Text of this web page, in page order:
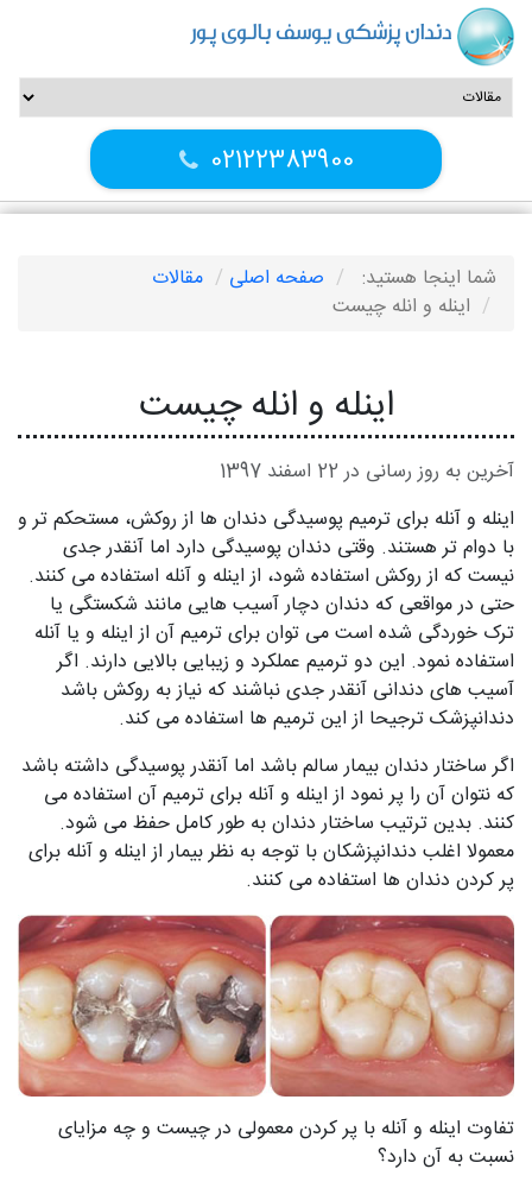
دندان پزشکی یوسف بالوی پور
02122383900
شما اینجا هستید: صفحه اصلی
مقالات
اینله و انله چیست
اینله و انله چیست
آخرین به روز رسانی در 22 اسفند 1397
اینله و آنله برای ترمیم پوسیدگی دندان ها از روکش، مستحکم تر و
با دوام تر هستند. وقتی دندان پوسیدگی دارد اما آنقدر جدی
نیست که از روکش استفاده شود، از اینله و آنله استفاده می کنند.
حتی در مواقعی که دندان دچار آسیب هایی مانند شکستگی یا
ترک خوردگی شده است می توان برای ترمیم آن از اینله و یا آنله
استفاده نمود. این دو ترمیم عملکرد و زیبایی بالایی دارند. اگر
آسیب های دندانی آنقدر جدی نباشند که نیاز به روکش باشد
دندانپزشک ترجیحا از این ترمیم ها استفاده می کند.
اگر ساختار دندان بیمار سالم باشد اما آنقدر پوسیدگی داشته باشد
که نتوان آن را پر نمود از اینله و آنله برای ترمیم آن استفاده می
کنند. بدین ترتیب ساختار دندان به طور کامل حفظ می شود.
معمولا اغلب دندانپزشکان با توجه به نظر بیمار از اینله و آنله برای
پر کردن دندان ها استفاده می کنند.
تفاوت اینله و آنله با پر کردن معمولی در چیست و چه مزایای
نسبت به آن دارد؟